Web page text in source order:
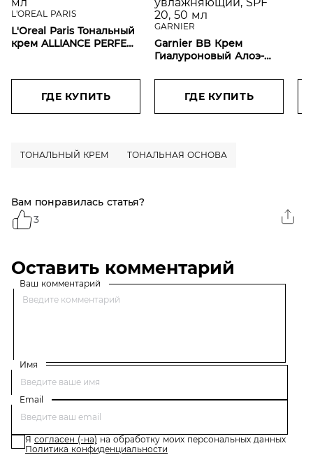
L'OREAL PARIS
L'Oreal Paris Тональный
крем ALLIANCE PERFECT
обогащенный
гиалуроновой
кислотой, тон 1.5N, 30
ГДЕ КУПИТЬ
GARNIER
Garnier BB Крем
Гиалуроновый Алоэ-
нормальной кожи, с
гиалуроновой
кислотой, алоэ вера и
50 мл
ГДЕ КУПИТЬ
ТОНАЛЬНЫЙ КРЕМ ТОНАЛЬНАЯ ОСНОВА
Вам понравилась статья?
3
Оставить комментарий
Ваш комментарий
Имя
Email
Я согласен (-на) на обработку моих персональных данных
Политика конфиденциальности